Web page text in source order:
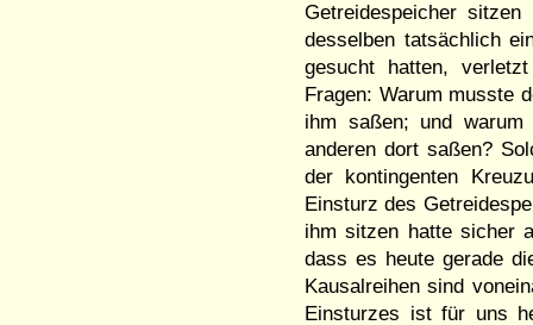
Getreidespeicher
desselben tatsächlich
gesucht hatten,
Fragen: Warum musste
ihm saßen; und
anderen dort saßen?
der kontingenten
Einsturz des
ihm sitzen hatte sicher
dass es heute gerade
Kausalreihen sind
Einsturzes ist für uns